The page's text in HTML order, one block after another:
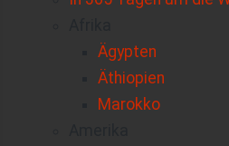
Ägypten
Äthiopien
Marokko